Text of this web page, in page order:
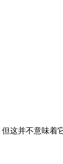
这并不意味着